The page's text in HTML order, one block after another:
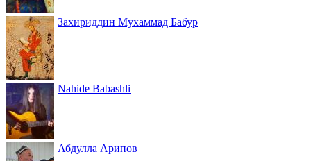
Захириддин Мухаммад Бабур
Nahide Babashli
Абдулла Арипов